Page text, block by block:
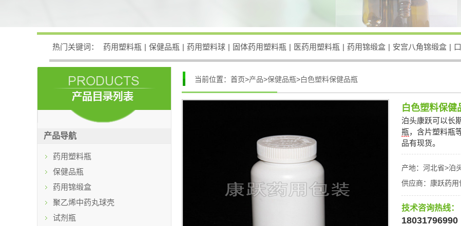
热门关键词： 药用塑料瓶 | 保健品瓶 | 药用塑料球 | 固体药用塑料瓶 | 医药用塑料瓶 | 药用锦缎盒 | 安宫八角锦缎盒 |
当前位置： 首页>产品>保健品瓶>白色塑料保健品瓶
白色塑料保健
泊头康跃可以长
瓶，含片塑料瓶
品有现货。
产地：河北省>泊
供应商：康跃药用
技术咨询热线：
18031796990
产品导航
药用塑料瓶
保健品瓶
药用锦缎盒
聚乙烯中药丸球壳
试剂瓶